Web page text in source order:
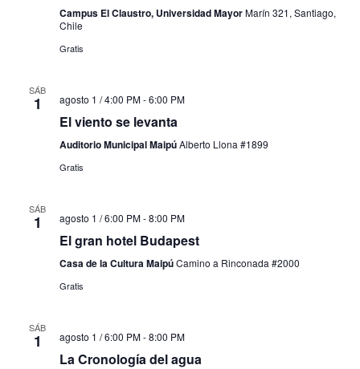
Campus El Claustro, Universidad MayorMarín 321, Santiago,
Chile
Gratis
SÁB
1 agosto 1 / 4:00 PM-6:00 PM
El viento se levanta
Auditorio Municipal MaipúAlberto Llona #1899
Gratis
SÁB
1 agosto 1 / 6:00 PM-8:00 PM
El gran hotel Budapest
Casa de la Cultura MaipúCamino a Rinconada #2000
Gratis
SÁB
1 agosto 1 / 6:00 PM-8:00 PM
La Cronología del agua